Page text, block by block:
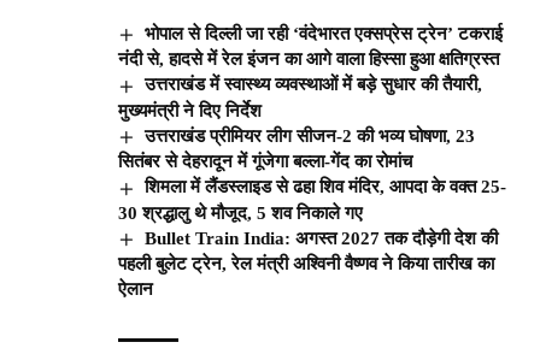
भोपाल से दिल्ली जा रही ‘वंदेभारत एक्सप्रेस ट्रेन’ टकराई
नंदी से, हादसे में रेल इंजन का आगे वाला हिस्सा हुआ क्षतिग्रस्त
उत्तराखंड में स्वास्थ्य व्यवस्थाओं में बड़े सुधार की तैयारी,
मुख्यमंत्री ने दिए निर्देश
उत्तराखंड प्रीमियर लीग सीजन-2 की भव्य घोषणा, 23
सितंबर से देहरादून में गूंजेगा बल्ला-गेंद का रोमांच
शिमला में लैंडस्लाइड से ढहा शिव मंदिर, आपदा के वक्त 25-
30 श्रद्धालु थे मौजूद, 5 शव निकाले गए
Bullet Train India: अगस्त 2027 तक दौड़ेगी देश की
पहली बुलेट ट्रेन, रेल मंत्री अश्विनी वैष्णव ने किया तारीख का
ऐलान